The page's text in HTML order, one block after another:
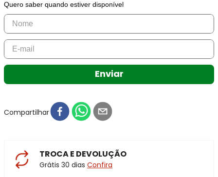
Quero saber quando estiver disponível
Enviar
Compartilhar
TROCA E DEVOLUÇÃO
Grátis 30 dias Confira